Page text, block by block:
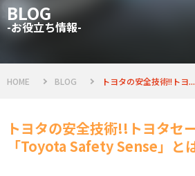
BLOG
-お役立ち情報-
HOME BLOG トヨタの安全技術!!トヨ...
トヨタの安全技術!!トヨタセ
「Toyota Safety Sense」と